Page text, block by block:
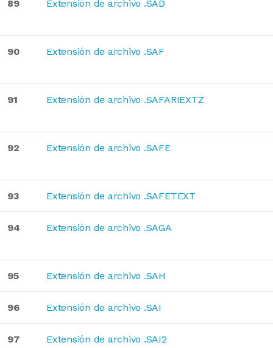
89 Extensión de archivo .SAD
90 Extensión de archivo .SAF
91 Extensión de archivo .SAFARIEXTZ
92 Extensión de archivo .SAFE
93 Extensión de archivo .SAFETEXT
94 Extensión de archivo .SAGA
95 Extensión de archivo .SAH
96 Extensión de archivo .SAI
97 Extensión de archivo .SAI2